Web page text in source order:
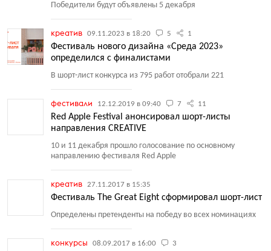
Победители будут объявлены 5 декабря
креатив 09.11.2023 в 18:20 5 1
Фестиваль нового дизайна «Среда 2023»
определился с финалистами
В шорт-лист конкурса из 795 работ отобрали 221
фестивали 12.12.2019 в 09:40 7 11
Red Apple Festival анонсировал шорт-листы
направления CREATIVE
10 и 11 декабря прошло голосование по основному
направлению фестиваля Red Apple
креатив 27.11.2017 в 15:35
Фестиваль The Great Eight сформировал шорт-лист
Определены претенденты на победу во всех номинациях
конкурсы 08.09.2017 в 16:00 3